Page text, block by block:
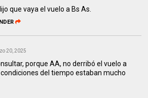
que vaya el vuelo a Bs As.
20, 2025
porque AA, no derribó el vuelo a
condiciones del tiempo estaban mucho